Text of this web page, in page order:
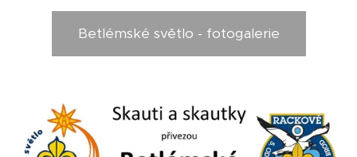
Betlémské světlo - fotogalerie